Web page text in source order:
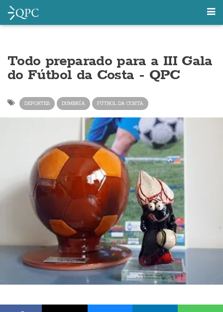
Todo preparado para a III Gala
do Fútbol da Costa - QPC
DEPORTES DUMBRÍA FÚTBOL DA COSTA